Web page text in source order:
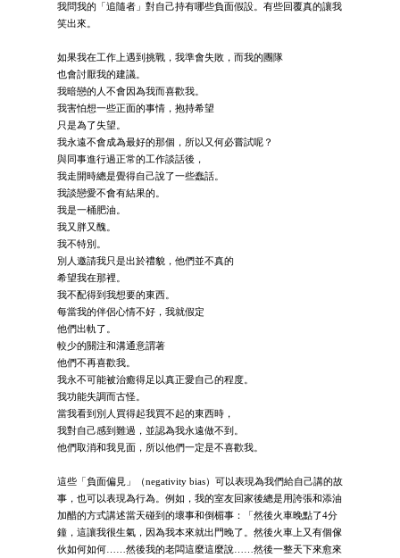
我問我的「追隨者」對自己持有哪些負面假設。有些回覆真的讓我
笑出來。
如果我在工作上遇到挑戰，我準會失敗，而我的團隊
也會討厭我的建議。
我暗戀的人不會因為我而喜歡我。
我害怕想一些正面的事情，抱持希望
只是為了失望。
我永遠不會成為最好的那個，所以又何必嘗試呢？
與同事進行過正常的工作談話後，
我走開時總是覺得自己說了一些蠢話。
我談戀愛不會有結果的。
我是一桶肥油。
我又胖又醜。
我不特別。
別人邀請我只是出於禮貌，他們並不真的
希望我在那裡。
我不配得到我想要的東西。
每當我的伴侶心情不好，我就假定
他們出軌了。
較少的關注和溝通意謂著
他們不再喜歡我。
我永不可能被治癒得足以真正愛自己的程度。
我功能失調而古怪。
當我看到別人買得起我買不起的東西時，
我對自己感到難過，並認為我永遠做不到。
他們取消和我見面，所以他們一定是不喜歡我。
這些「負面偏見」（negativity bias）可以表現為我們給自己講的故
事，也可以表現為行為。例如，我的室友回家後總是用誇張和添油
加醋的方式講述當天碰到的壞事和倒楣事：「然後火車晚點了4分
鐘，這讓我很生氣，因為我本來就出門晚了。然後火車上又有個傢
伙如何如何……然後我的老闆這麼這麼說……然後一整天下來愈來